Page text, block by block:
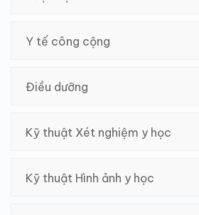
Y tế công cộng
Điều dưỡng
Kỹ thuật Xét nghiệm y học
Kỹ thuật Hình ảnh y học